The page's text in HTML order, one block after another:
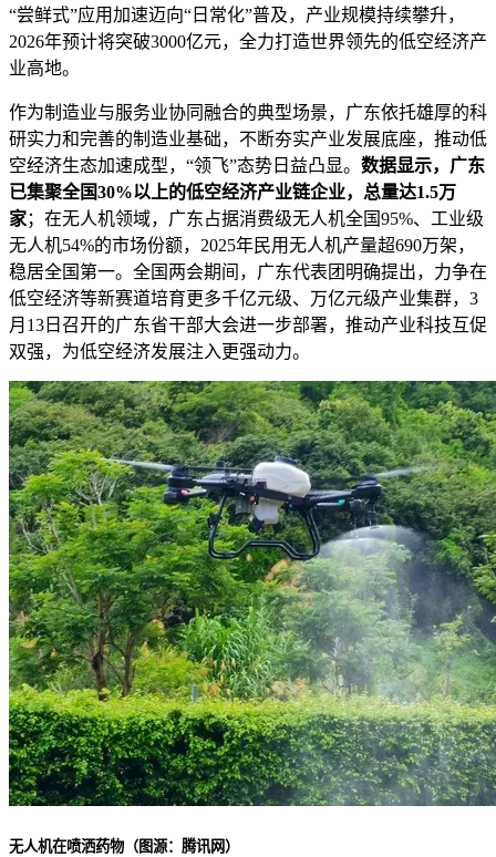
“尝鲜式”应用加速迈向“日常化”普及，产业规模持续攀升，
2026年预计将突破3000亿元，全力打造世界领先的低空经济产
业高地。
作为制造业与服务业协同融合的典型场景，广东依托雄厚的科
研实力和完善的制造业基础，不断夯实产业发展底座，推动低
空经济生态加速成型，“领飞”态势日益凸显。 数据显示，广东
已集聚全国30%以上的低空经济产业链企业，总量达1.5万
家；在无人机领域，广东占据消费级无人机全国95%、工业级
无人机54%的市场份额，2025年民用无人机产量超690万架，
稳居全国第一。全国两会期间，广东代表团明确提出，力争在
低空经济等新赛道培育更多千亿元级、万亿元级产业集群，3
月13日召开的广东省干部大会进一步部署，推动产业科技互促
双强，为低空经济发展注入更强动力。
无人机在喷洒药物（图源：腾讯网）